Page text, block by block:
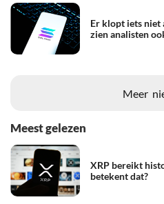
Er klopt iets niet
zien analisten
Meer
Meest gelezen
XRP bereikt
betekent dat?